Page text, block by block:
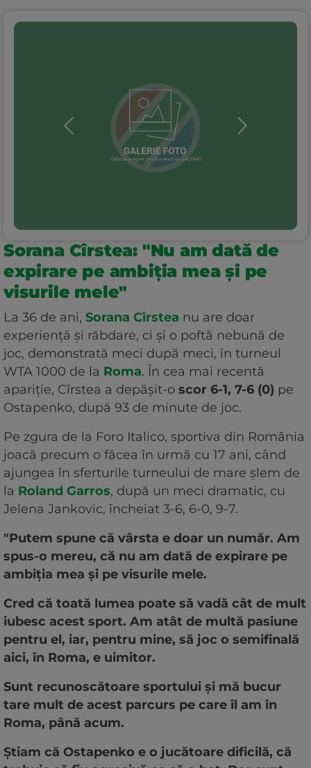
Sorana Cîrstea: "Nu am dată de
expirare pe ambiția mea și pe
visurile mele"
La 36 de ani, Sorana Cîrstea nu are doar
experiență și răbdare, ci și o poftă nebună de
joc, demonstrată meci după meci, în turneul
WTA 1000 de la Roma. În cea mai recentă
apariție, Cîrstea a depășit-o scor 6-1, 7-6 (0) pe
Ostapenko, după 93 de minute de joc.
Pe zgura de la Foro Italico, sportiva din România
joacă precum o făcea în urmă cu 17 ani, când
ajungea în sferturile turneului de mare șlem de
la Roland Garros, după un meci dramatic, cu
Jelena Jankovic, încheiat 3-6, 6-0, 9-7.
"Putem spune că vârsta e doar un număr. Am
spus-o mereu, că nu am dată de expirare pe
ambiția mea și pe visurile mele.
Cred că toată lumea poate să vadă cât de mult
iubesc acest sport. Am atât de multă pasiune
pentru el, iar, pentru mine, să joc o semifinală
aici, în Roma, e uimitor.
Sunt recunoscătoare sportului și mă bucur
tare mult de acest parcurs pe care îl am în
Roma, până acum.
Știam că Ostapenko e o jucătoare dificilă, că